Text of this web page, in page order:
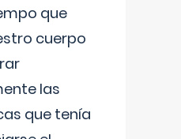
que
cuerpo
las
que tenía